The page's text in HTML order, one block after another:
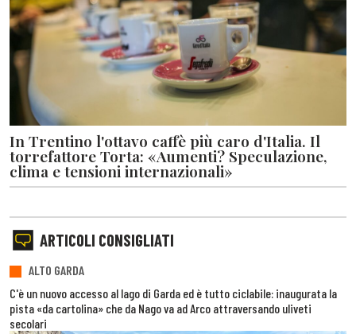
In Trentino l'ottavo caffè più caro d'Italia. Il
torrefattore Torta: «Aumenti? Speculazione,
clima e tensioni internazionali»
ARTICOLI CONSIGLIATI
ALTO GARDA
C'è un nuovo accesso al lago di Garda ed è tutto ciclabile: inaugurata la
pista «da cartolina» che da Nago va ad Arco attraversando uliveti
secolari